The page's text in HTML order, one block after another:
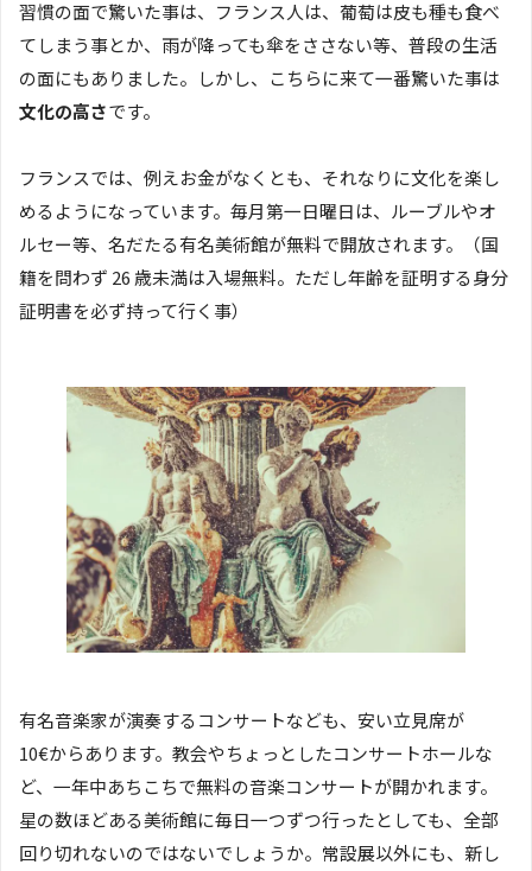
習慣の面で驚いた事は、フランス人は、葡萄は皮も種も食べ
てしまう事とか、雨が降っても傘をささない等、普段の生活
の面にもありました。しかし、こちらに来て一番驚いた事は
文化の高さです。
フランスでは、例えお金がなくとも、それなりに文化を楽し
めるようになっています。毎月第一日曜日は、ルーブルやオ
ルセー等、名だたる有名美術館が無料で開放されます。（国
籍を問わず 26 歳未満は入場無料。ただし年齢を証明する身分
証明書を必ず持って行く事）
有名音楽家が演奏するコンサートなども、安い立見席が
10€からあります。教会やちょっとしたコンサートホールな
ど、一年中あちこちで無料の音楽コンサートが開かれます。
星の数ほどある美術館に毎日一つずつ行ったとしても、全部
回り切れないのではないでしょうか。常設展以外にも、新し